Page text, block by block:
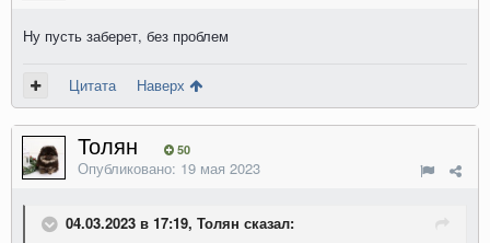
Ну пусть заберет, без проблем
Цитата Наверх
Толян 50
Опубликовано: 19 мая 2023
04.03.2023 в 17:19, Толян сказал: